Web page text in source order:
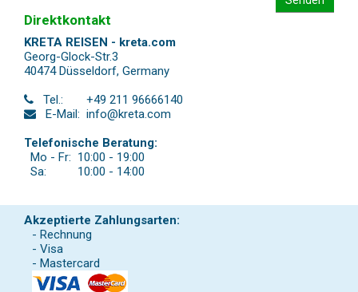
Direktkontakt
KRETA REISEN - kreta.com
Georg-Glock-Str.3
40474 Düsseldorf, Germany
Tel.:
+49 211 96666140
E-Mail: info@kreta.com
Telefonische Beratung:
Mo - Fr: 10:00 - 19:00
Sa:
10:00 - 14:00
Akzeptierte Zahlungsarten:
- Rechnung
- Visa
- Mastercard